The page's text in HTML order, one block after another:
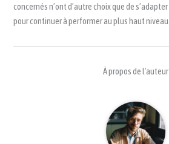
concernés n’ont d’autre choix que de
pour continuer à performer au plus haut niveau.
À propos de l'auteur